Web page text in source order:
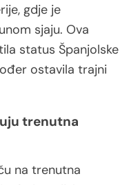
gdje je
sjaju. Ova
status Španjolske
ostavila trajni
trenutna
na trenutna